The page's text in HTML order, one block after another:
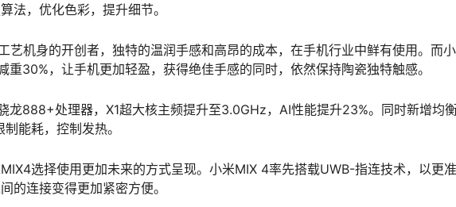
法，优化色彩，提升细节。
艺机身的开创者，独特的温润手感和高昂的成本，在手机行业中鲜有使用。而
重30%，让手机更加轻盈，获得绝佳手感的同时，依然保持陶瓷独特触感。
龙888+处理器，X1超大核主频提升至3.0GHz，AI性能提升23%。同时新增均
能耗，控制发热。
选择使用更加未来的方式呈现。小米MIX 4率先搭载UWB-指连技术，以更
的连接变得更加紧密方便。